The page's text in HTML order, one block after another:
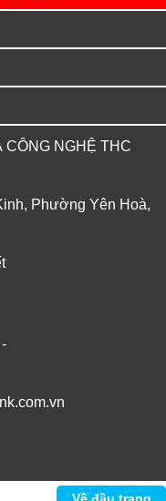
NGHỆ THC
Phường Yên Hoà,